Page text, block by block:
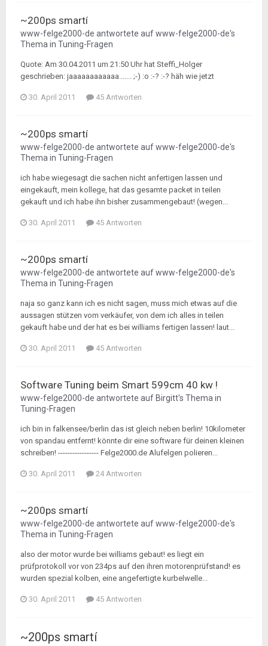
~200ps smartí
www-felge2000-de antwortete aufwww-felge2000-de's
Thema in Tuning-Fragen
Quote: Am 30.04.2011 um 21:50 Uhr hat Steffi_Holger
geschrieben: jaaaaaaaaaaaa....... ;-) :o :-? :-? häh wie jetzt
30. April 2011 45 Antworten
~200ps smartí
www-felge2000-de antwortete aufwww-felge2000-de's
Thema in Tuning-Fragen
ich habe wiegesagt die sachen nicht anfertigen lassen und
eingekauft, mein kollege, hat das gesamte packet in teilen
gekauft und ich habe ihn bisher zusammengebaut! (wegen...
30. April 2011 45 Antworten
~200ps smartí
www-felge2000-de antwortete aufwww-felge2000-de's
Thema in Tuning-Fragen
naja so ganz kann ich es nicht sagen, muss mich etwas auf die
aussagen stützen vom verkäufer, von dem ich alles in teilen
gekauft habe und der hat es bei williams fertigen lassen! laut...
30. April 2011 45 Antworten
Software Tuning beim Smart 599cm 40 kw !
www-felge2000-de antwortete auf Birgitt's Thema in
Tuning-Fragen
ich bin in falkensee/berlin das ist gleich neben berlin! 10kilometer
von spandau entfernt! könnte dir eine software für deinen kleinen
schreiben! ----------------- Felge2000.de Alufelgen polieren...
30. April 2011 24 Antworten
~200ps smartí
www-felge2000-de antwortete aufwww-felge2000-de's
Thema in Tuning-Fragen
also der motor wurde bei williams gebaut! es liegt ein
prüfprotokoll vor von 234ps auf den ihren motorenprüfstand! es
wurden spezial kolben, eine angefertigte kurbelwelle...
30. April 2011 45 Antworten
~200ps smartí